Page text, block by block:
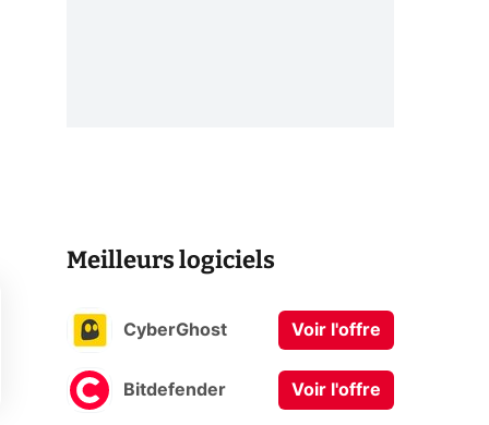
Meilleurs logiciels
CyberGhost Voir l'offre
Bitdefender Voir l'offre